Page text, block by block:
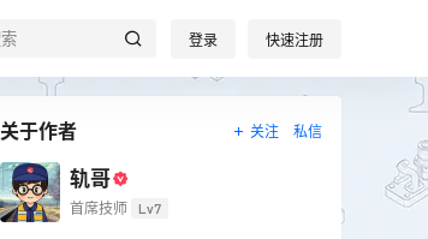
登录 快速注册
关于作者 关注 私信
轨哥
首席技师 Lv7